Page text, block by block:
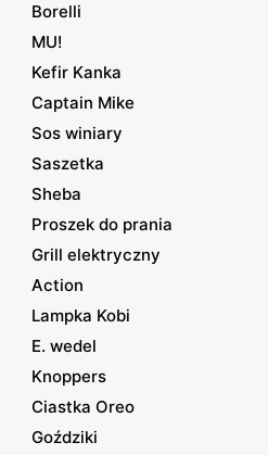
Borelli
MU!
Kefir Kanka
Captain Mike
Sos winiary
Saszetka
Sheba
Proszek do prania
Grill elektryczny
Action
Lampka Kobi
E. wedel
Knoppers
Ciastka Oreo
Goździki